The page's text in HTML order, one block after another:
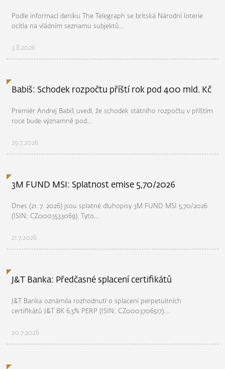
Podle informací deníku The Telegraph se britská Národní loterie
ocitla na vládním seznamu subjektů...
3.8.2026
Babiš: Schodek rozpočtu příští rok pod 400 mld. Kč
Premiér Andrej Babiš uvedl, že schodek státního rozpočtu v příštím
roce bude významně pod...
29.7.2026
3M FUND MSI: Splatnost emise 5,70/2026
Dnes (21. 7. 2026) jsou splatné dluhopisy 3M FUND MSI 5,70/2026
(ISIN: CZ0003533069). Tyto...
21.7.2026
J&T Banka: Předčasné splacení certifikátů
J&T Banka oznámila rozhodnutí o splacení perpetuitních
certifikátů J&T BK 6,5% PERP (ISIN: CZ0003706517)....
20.7.2026